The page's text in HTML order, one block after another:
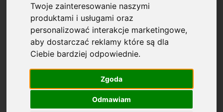
Twoje zainteresowanie naszymi
produktami i usługami oraz
personalizować interakcje marketingowe,
aby dostarczać reklamy które są dla
Ciebie bardziej odpowiednie.
Zgoda
Odmawiam